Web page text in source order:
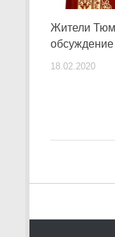
Жители
обсуждение
18.02.2020